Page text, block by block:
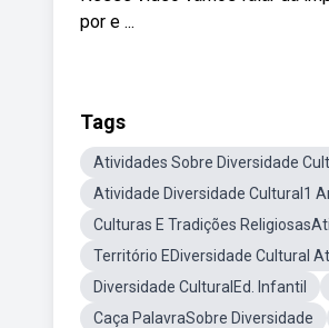
por e ...
Tags
Atividades Sobre Diversidade
Atividade Diversidade Cultural1
Culturas E Tradições
Território EDiversidade Cultural
Diversidade CulturalEd. Infantil
Caça PalavraSobre Diversidade